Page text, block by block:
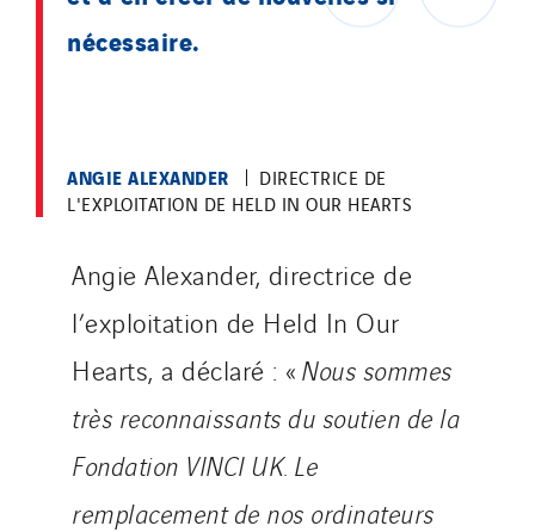
nécessaire.
ANGIE ALEXANDER
DIRECTRICE DE
L'EXPLOITATION DE HELD IN OUR HEARTS
Angie Alexander, directrice de
l’exploitation de Held In Our
Hearts, a déclaré : «Nous sommes
très reconnaissants du soutien de la
Fondation VINCI UK. Le
remplacement de nos ordinateurs